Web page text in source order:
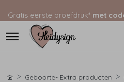
Gratis eerste proefdruk* met
Geboorte- Extra producten